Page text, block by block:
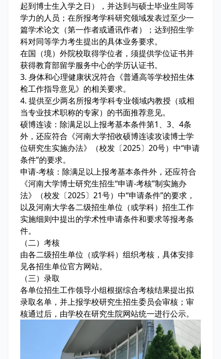
起到博士生入学之日），并达到与硕士毕业生同等
学力的人员；在所报考学科研究领域发表过至少一
篇学术论文（第一作者或通讯作者）；达到招生学
科对同等学力考生提出的具体业务要求。
在国（境）外院校取得学位者，须提供学位证书并
获得教育部留学服务中心的学历认证书。
3. 身体和心理健康状况符合《普通高等学校招生体
检工作指导意见》的相关要求。
4. 提供至少两名所报考学科专业领域内教授（或相
当专业技术职称的专家）的书面推荐意见。
硕博连读：除满足以上报考基本条件第1、3、4条
外，还应符合《河南大学招收硕博连读攻读博士学
位研究生实施办法》（校发〔2025〕20号）中“申请
条件”的要求。
申请-考核：除满足以上报考基本条件外，还应符合
《河南大学博士研究生招生“申请-考核”制实施办
法》（校发〔2025〕21号）中“申请条件”的要求，
以及河南大学各二级招生单位（或学科）招生工作
实施细则中提出的学术性申请条件和要求等报考条
件。
（二）考核
由各二级招生单位（或学科）组织考核，具体安排
见各招生单位官方网站。
（三）录取
各单位招生工作领导小组根据综合考核结果提出拟
录取名单，并上报学校研究生招生委员会审核；审
核通过后，由学校在研究生院网站统一进行公示。